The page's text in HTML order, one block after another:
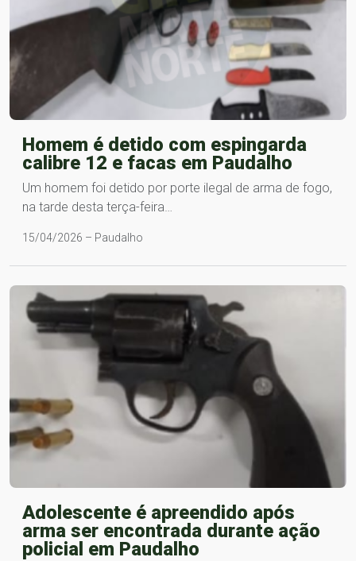
Homem é detido com espingarda
calibre 12 e facas em Paudalho
Um homem foi detido por porte ilegal de arma de fogo,
na tarde desta terça-feira…
15/04/2026 – Paudalho
Adolescente é apreendido após
arma ser encontrada durante ação
policial em Paudalho